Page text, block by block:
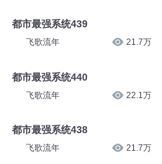
都市最强系统439
飞歌流年 21.7万
都市最强系统440
飞歌流年 22.1万
都市最强系统438
飞歌流年 21.7万